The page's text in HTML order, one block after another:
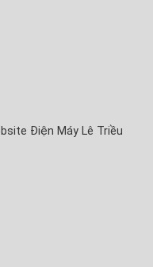
Điện Máy Lê Triều